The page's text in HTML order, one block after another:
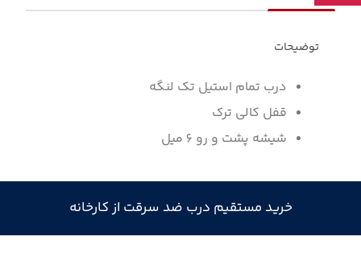
توضیحات
درب تمام استیل تک لنگه
قفل کالی ترک
شیشه پشت و رو 6 میل
خرید مستقیم درب ضد سرقت از کارخانه